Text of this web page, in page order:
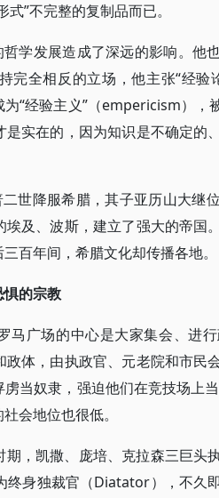
”不完整的复制品而已。
学发展造成了深远的影响。他
完全相反的立场，他主张“经验
“经验主义”（empericism），
实在的，因为知识是不确定的
世降服希腊，其子亚历山大继
及、波斯，建立了强大的帝国
百年间，希腊文化却传播各地。
惧的宗教
马广场的中心是大家集会、进
体，由执政官、元老院和市民
当奴隶，强迫他们在竞技场上
会地位也很低。
，凯撒、庞培、克拉森三巨头
终身独裁官（Diatator），不久